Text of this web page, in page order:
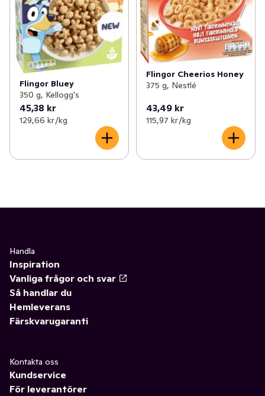
Flingor Bluey
350 g, Kellogg's
45,38 kr
129,66 kr /kg
Flingor Cheerios Honey
375 g, Nestlé
43,49 kr
115,97 kr /kg
Handla
Inspiration
Vanliga frågor och svar
Så handlar du
Hemleverans
Färskvarugaranti
Kontakta oss
Kundservice
För leverantörer